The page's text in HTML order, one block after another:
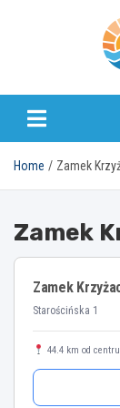
Home Zamek
Zamek
Zamek
Starościńska 1
44.4 km od